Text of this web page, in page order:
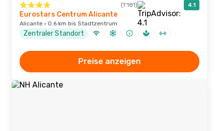
(1'181) 4.1
Eurostars Centrum Alicante
Alicante · 0.6 km bis Stadtzentrum
Zentraler Standort
Preise anzeigen